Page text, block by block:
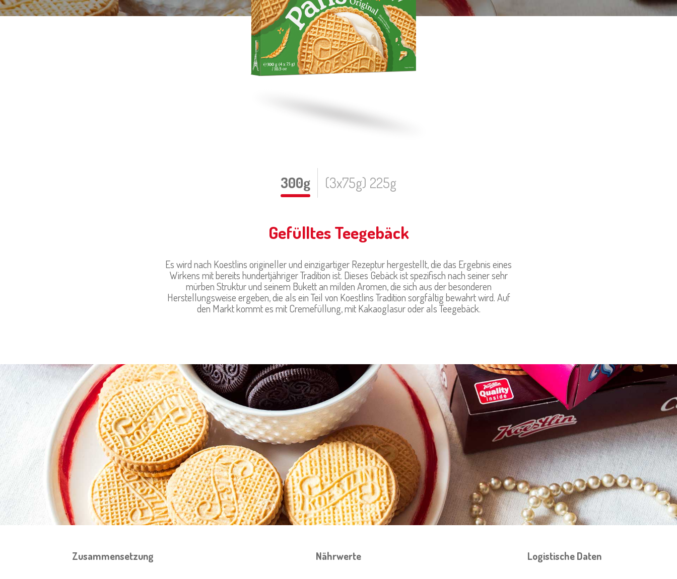
300g (3x75g) 225g
Gefülltes Teegebäck
Es wird nach Koestlins origineller und einzigartiger Rezeptur hergestellt, die das Ergebnis eines
Wirkens mit bereits hundertjähriger Tradition ist. Dieses Gebäck ist spezifisch nach seiner sehr
mürben Struktur und seinem Bukett an milden Aromen, die sich aus der besonderen
Herstellungsweise ergeben, die als ein Teil von Koestlins Tradition sorgfältig bewahrt wird. Auf
den Markt kommt es mit Cremefüllung, mit Kakaoglasur oder als Teegebäck.
Zusammensetzung Nährwerte Logistische Daten